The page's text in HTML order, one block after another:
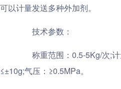
可以计量发送多种外加剂。
技术参数：
称重范围：0.5-5Kg/次;计
≤±10g;气压：≥0.5MPa。